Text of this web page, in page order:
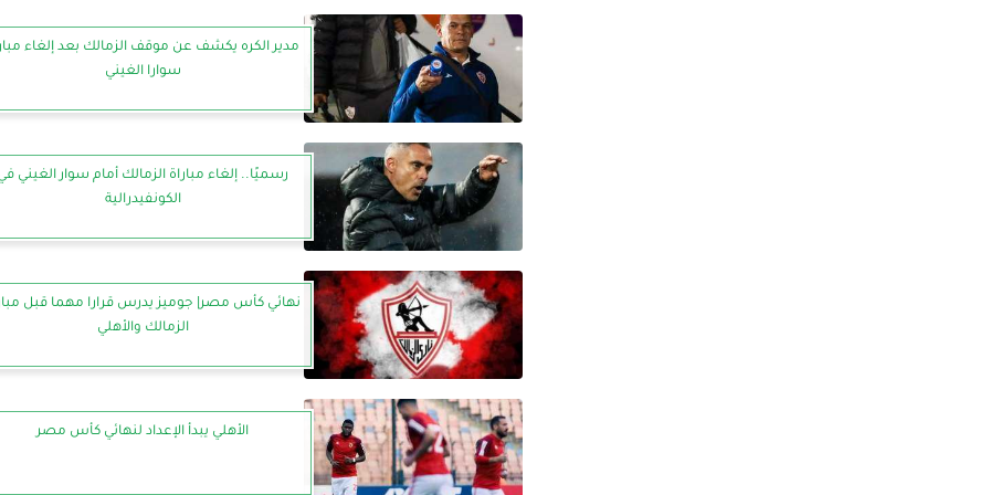
مدير الكره يكشف عن موقف الزمالك بعد إلغاء
سوارا الغيني
رسميًا.. إلغاء مباراة الزمالك أمام سوار الغيني
الكونفيدرالية
نهائي كأس مصر| جوميز يدرس قرارا مهما قبل
الزمالك والأهلي
الأهلي يبدأ الإعداد لنهائي كأس مصر